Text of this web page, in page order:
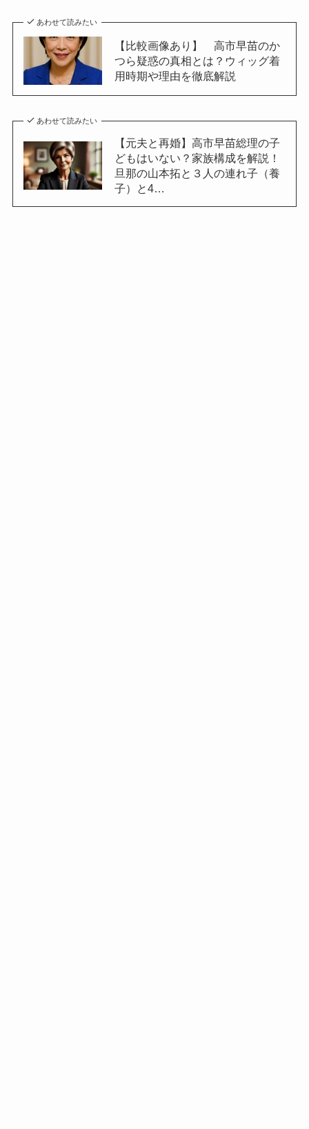
あわせて読みたい
【比較画像あり】 高市早苗のか
つら疑惑の真相とは？ウィッグ着
用時期や理由を徹底解説
あわせて読みたい
【元夫と再婚】高市早苗総理の子
どもはいない？家族構成を解説！
旦那の山本拓と３人の連れ子（養
子）と4…